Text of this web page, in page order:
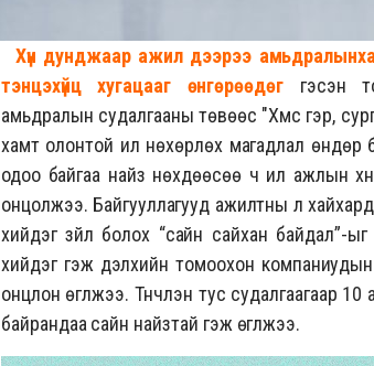
Хүн дунджаар ажил дээрээ
тэнцэхүйц хугацааг өнгөрөөдөг гэсэн
амьдралын судалгааны төвөөс "Хүмүүс гэр,
хамт олонтой илүү нөхөрлөх магадлал
одоо байгаа найз нөхдөөсөө ч илүү ажлын
онцолжээ. Байгууллагууд ажилтны үл
хийдэг зүйл болох “сайн сайхан байдал”-
хийдэг гэж дэлхийн томоохон
онцлон өгүүлжээ. Түүнчлэн тус судалгаагаар
байрандаа сайн найзтай гэж өгүүлжээ.